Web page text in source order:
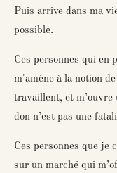
Puis arrive dans ma
possible.
Ces personnes qui en
m'amène à la notion
travaillent, et m’ouvre
don n’est pas une
Ces personnes que je
sur un marché qui